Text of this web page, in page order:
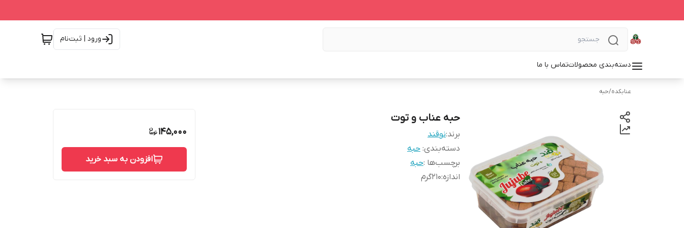
ورود | ثبت‌نام
دسته‌بندی محصولاتتماس با ما
عنابکده/حبه
حبه عناب و توت
برند:نوقند
دسته‌بندی: حبه
برچسب‌ها :حبه
اندازه:210گرم
145,000
افزودن به سبد خرید